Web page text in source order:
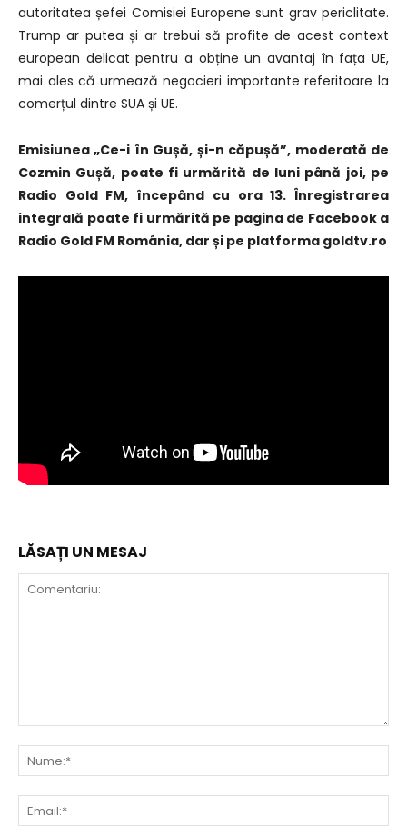
autoritatea șefei Comisiei Europene sunt grav periclitate.
Trump ar putea și ar trebui să profite de acest context
european delicat pentru a obține un avantaj în fața UE,
mai ales că urmează negocieri importante referitoare la
comerțul dintre SUA și UE.
Emisiunea „Ce-i în Gușă, și-n căpușă”, moderată de
Cozmin Gușă, poate fi urmărită de luni până joi, pe
Radio Gold FM, începând cu ora 13. Înregistrarea
integrală poate fi urmărită pe pagina de Facebook a
Radio Gold FM România, dar și pe platforma goldtv.ro
LĂSAȚI UN MESAJ